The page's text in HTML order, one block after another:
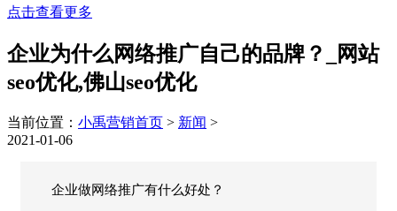
点击查看更多
企业为什么网络推广自己的品牌？_网站
seo优化,佛山seo优化
当前位置： 小禹营销首页 > 新闻 >
2021-01-06
企业做网络推广有什么好处？